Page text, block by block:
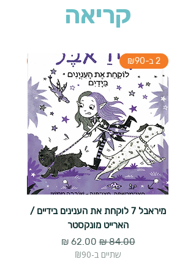
קריאה
2 ב-₪90
מיראבל 7 לוקחת את הענינים בידיים /
הארייט מונקסטר
מחיר רגיל‏84.00 ‏₪ מחיר מבצע
שתיים ב-₪90